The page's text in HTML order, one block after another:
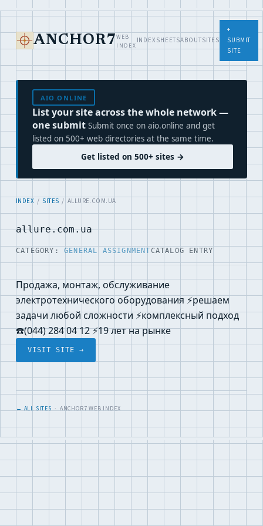
ANCHOR7 WEB
INDEX
INDEXSHEETSABOUTSITES
+
SUBMIT
SITE
AIO.ONLINE
List your site across the whole network —
one submit Submit once on aio.online and get
listed on 500+ web directories at the same time.
Get listed on 500+ sites →
INDEX / SITES / ALLURE.COM.UA
allure.com.ua
CATEGORY: GENERAL ASSIGNMENT CATALOG ENTRY
Продажа, монтаж, обслуживание
электротехнического оборудования ⚡решаем
задачи любой сложности ⚡комплексный подход
☎️(044) 284 04 12 ⚡19 лет на рынке
VISIT SITE →
← ALL SITES· ANCHOR7 WEB INDEX